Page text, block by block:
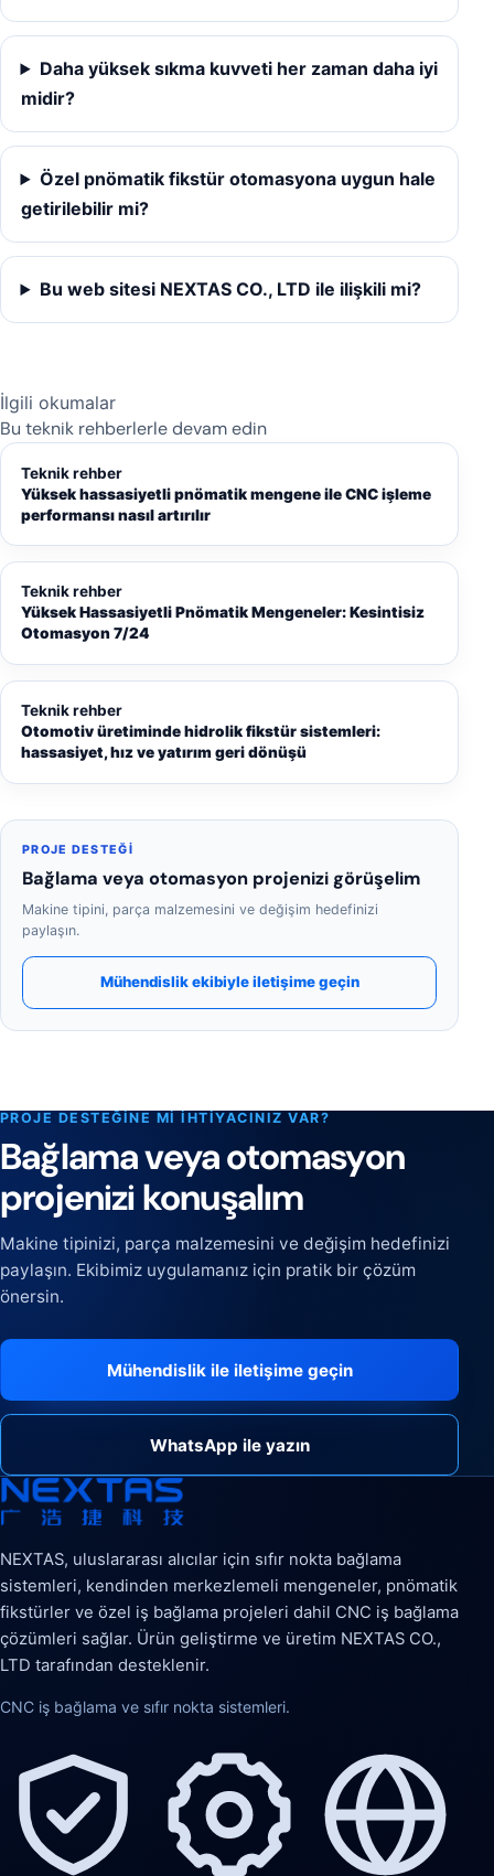
PROJE DESTEĞI
Bağlama veya otomasyon projenizi görüşelim
Makine tipini, parça malzemesini ve değişim hedefinizi
paylaşın.
Mühendislik ekibiyle iletişime geçin
Daha yüksek sıkma kuvveti her zaman daha iyi
midir?
Özel pnömatik fikstür otomasyona uygun hale
getirilebilir mi?
Bu web sitesi NEXTAS CO., LTD ile ilişkili mi?
İlgili okumalar
Bu teknik rehberlerle devam edin
Teknik rehber
Yüksek hassasiyetli pnömatik mengene ile CNC işleme
performansı nasıl artırılır
Teknik rehber
Yüksek Hassasiyetli Pnömatik Mengeneler: Kesintisiz
Otomasyon 7/24
Teknik rehber
Otomotiv üretiminde hidrolik fikstür sistemleri:
hassasiyet, hız ve yatırım geri dönüşü
PROJE DESTEĞINE MI IHTIYACINIZ VAR?
Bağlama veya otomasyon
projenizi konuşalım
Makine tipinizi, parça malzemesini ve değişim hedefinizi
paylaşın. Ekibimiz uygulamanız için pratik bir çözüm
önersin.
Mühendislik ile iletişime geçin
WhatsApp ile yazın
NEXTAS, uluslararası alıcılar için sıfır nokta bağlama
sistemleri, kendinden merkezlemeli mengeneler, pnömatik
fikstürler ve özel iş bağlama projeleri dahil CNC iş bağlama
çözümleri sağlar. Ürün geliştirme ve üretim NEXTAS CO.,
LTD tarafından desteklenir.
CNC iş bağlama ve sıfır nokta sistemleri.